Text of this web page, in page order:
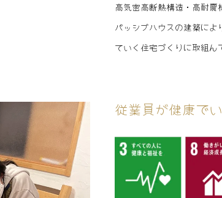
高気密高断熱構造・高耐
パッシブハウスの建築に
ていく住宅づくりに取組ん
従業員が健康で